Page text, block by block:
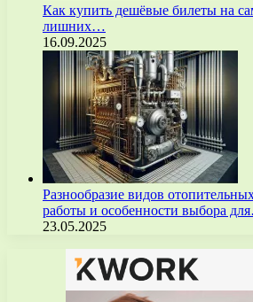
Как купить дешёвые билеты на
лишних…
16.09.2025
Разнообразие видов
работы и особенности выбора
23.05.2025